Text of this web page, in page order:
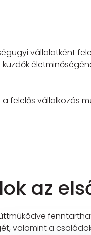
vállalatként
felelős vállalkozás
az
valamint a